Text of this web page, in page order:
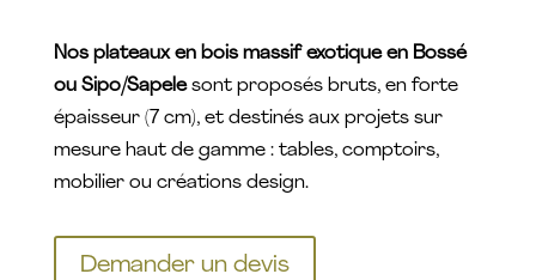
Nos plateaux en bois massif exotique en Bossé
ou Sipo/Sapelesont proposés bruts, en forte
épaisseur (7 cm), et destinés aux projets sur
mesure haut de gamme : tables, comptoirs,
mobilier ou créations design.
Demander un devis